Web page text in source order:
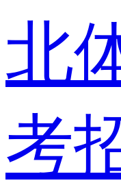
北
考